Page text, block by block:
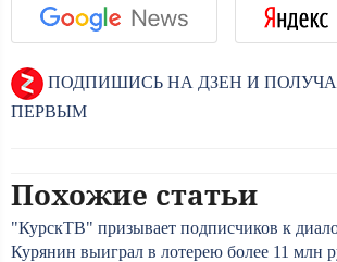
ПОДПИШИСЬ НА ДЗЕН И
ПЕРВЫМ
Похожие статьи
"КурскТВ" призывает подписчиков к
Курянин выиграл в лотерею более 11 млн